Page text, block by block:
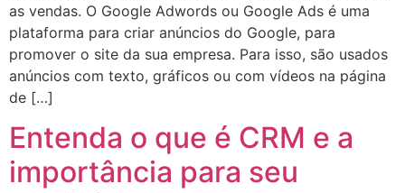
as vendas. O Google Adwords ou Google Ads é uma
plataforma para criar anúncios do Google, para
promover o site da sua empresa. Para isso, são usados
anúncios com texto, gráficos ou com vídeos na página
de […]
Entenda o que é CRM e a
importância para seu